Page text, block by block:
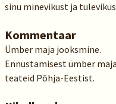
sinu minevikust ja
Kommentaar
Ümber maja jooksmine.
Ennustamisest ümber
teateid Põhja-Eestist.